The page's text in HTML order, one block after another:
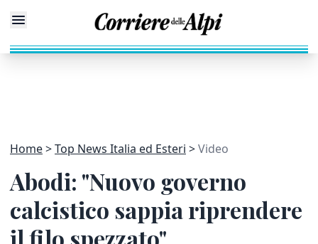
Home Top News Italia ed Esteri Video
Abodi: "Nuovo governo
calcistico sappia riprendere